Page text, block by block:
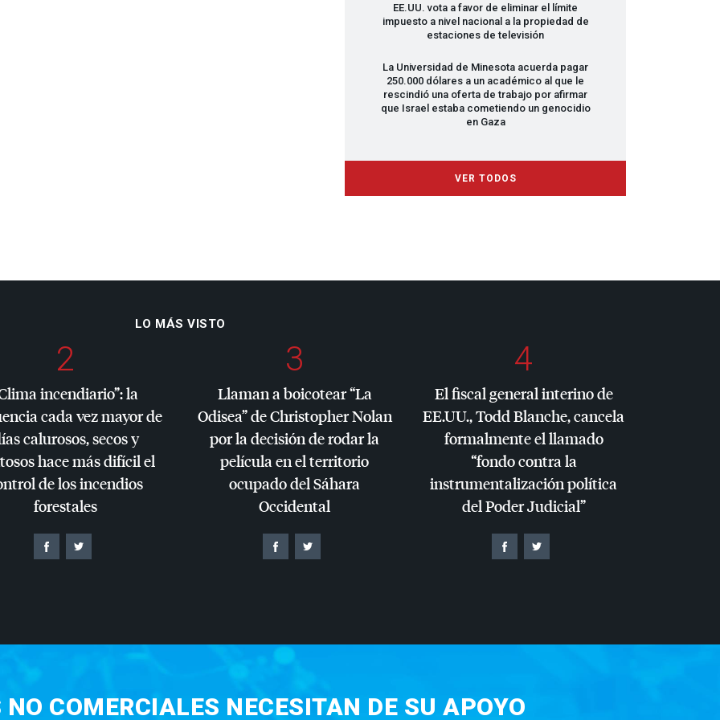
EE.UU. vota a favor de eliminar el límite
impuesto a nivel nacional a la propiedad de
estaciones de televisión
La Universidad de Minesota acuerda pagar
250.000 dólares a un académico al que le
rescindió una oferta de trabajo por afirmar
que Israel estaba cometiendo un genocidio
en Gaza
VER TODOS
LO MÁS VISTO
2
incendiario”: la
cada vez mayor de
calurosos, secos y
hace más difícil el
de los incendios
forestales
3
Llaman a boicotear “La
Odisea” de Christopher Nolan
por la decisión de rodar la
película en el territorio
ocupado del Sáhara
Occidental
4
El fiscal general interino de
EE.UU., Todd Blanche, cancela
formalmente el llamado
“fondo contra la
instrumentalización política
del Poder Judicial”
COMERCIALES NECESITAN DE SU APOYO